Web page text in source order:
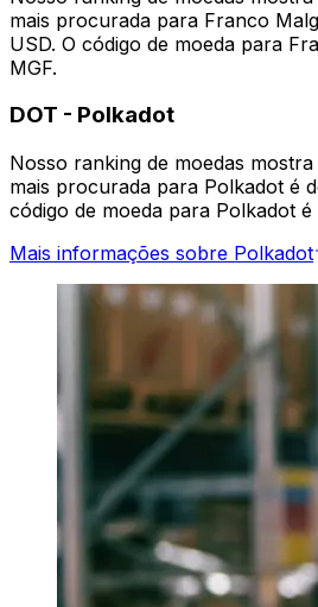
mais procurada para Franco
USD. O código de moeda para
MGF.
DOT - Polkadot
Nosso ranking de moedas
mais procurada para Polkadot é
código de moeda para Polkadot é
Mais informações sobre Polkadot